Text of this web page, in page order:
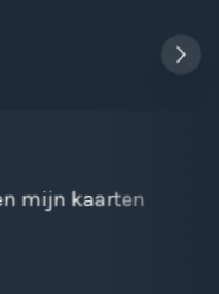
mijn kaarten